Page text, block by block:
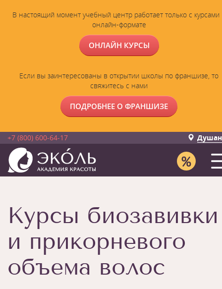
В настоящий момент учебный центр работает только с курсами
онлайн-формате
ОНЛАЙН КУРСЫ
Если вы заинтересованы в открытии школы по франшизе, то
свяжитесь с нами
ПОДРОБНЕЕ О ФРАНШИЗЕ
+7 (800) 600-64-17
Курсы биозавивки
и прикорневого
объема волос